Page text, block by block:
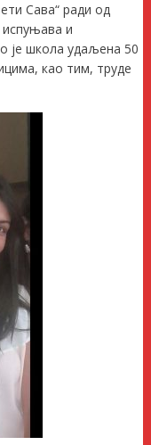
Сава“ ради од
испуњава и
је школа удаљена 50
као тим, труде